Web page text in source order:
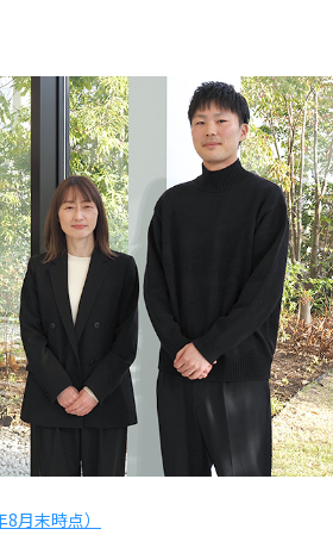
月末時点）